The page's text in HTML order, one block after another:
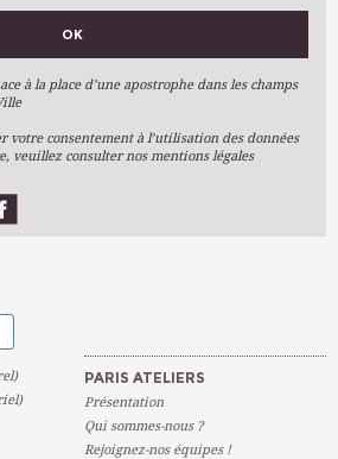
OK
à la place d’une apostrophe dans les champs
votre consentement à l’utilisation des données
veuillez consulter nos mentions légales
PARIS ATELIERS
Présentation
Qui sommes-nous ?
Rejoignez-nos équipes !